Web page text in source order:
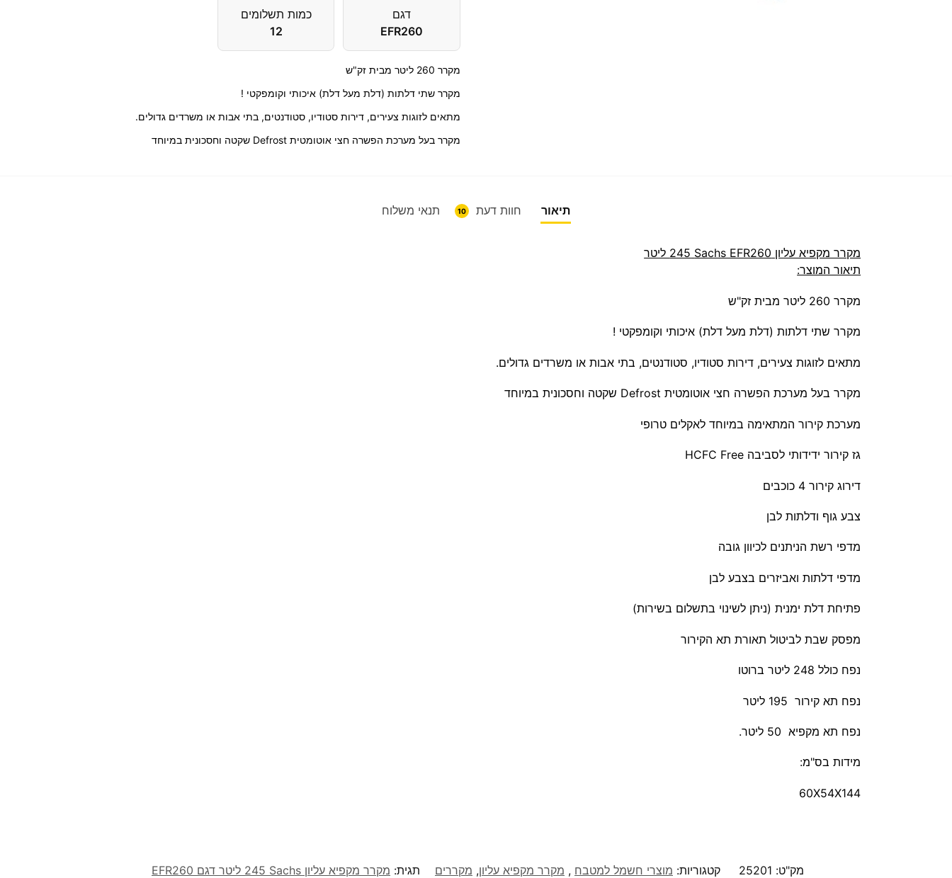
דגם
EFR260
כמות תשלומים
12
מקרר 260 ליטר מבית זק"ש
מקרר שתי דלתות (דלת מעל דלת) איכותי וקומפקטי !
מתאים לזוגות צעירים, דירות סטודיו, סטודנטים, בתי אבות או משרדים גדולים.
מקרר בעל מערכת הפשרה חצי אוטומטית Defrost שקטה וחסכונית במיוחד
תיאור חוות דעת 10 תנאי משלוח
מקרר מקפיא עליון Sachs EFR260 ‏245 ‏ליטר
תיאור המוצר:
מקרר 260 ליטר מבית זק"ש
מקרר שתי דלתות (דלת מעל דלת) איכותי וקומפקטי !
מתאים לזוגות צעירים, דירות סטודיו, סטודנטים, בתי אבות או משרדים גדולים.
מקרר בעל מערכת הפשרה חצי אוטומטית Defrost שקטה וחסכונית במיוחד
מערכת קירור המתאימה במיוחד לאקלים טרופי
גז קירור ידידותי לסביבה HCFC Free
דירוג קירור 4 כוכבים
צבע גוף ודלתות לבן
מדפי רשת הניתנים לכיוון גובה
מדפי דלתות ואביזרים בצבע לבן
פתיחת דלת ימנית (ניתן לשינוי בתשלום בשירות)
מפסק שבת לביטול תאורת תא הקירור
נפח כולל 248 ליטר ברוטו
נפח תא קירור 195 ליטר
נפח תא מקפיא 50 ליטר.
מידות בס"מ:
60X54X144
מק"ט: 25201 קטגוריות: מוצרי חשמל למטבח , מקרר מקפיא עליון, מקררים תגית: מקרר מקפיא עליון Sachs ‏245 ‏ליטר דגם EFR260